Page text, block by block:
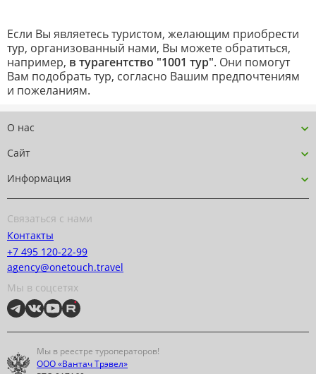
Если Вы являетесь туристом, желающим приобрести
тур, организованный нами, Вы можете обратиться,
например, в турагентство "1001 тур". Они помогут
Вам подобрать тур, согласно Вашим предпочтениям
и пожеланиям.
О нас
Сайт
Информация
Связаться с нами
Контакты
+7 495 120-22-99
agency@onetouch.travel
Мы в соцсетях
Мы в реестре туроператоров!
ООО «Вантач Трэвел»